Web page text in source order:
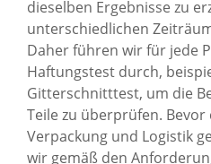
dieselben Ergebnisse zu
unterschiedlichen
Daher führen wir für jede
Haftungstest durch,
Gitterschnitttest, um die
Teile zu überprüfen.
Verpackung und Logistik
wir gemäß den